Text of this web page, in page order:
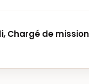
Chargé de mission